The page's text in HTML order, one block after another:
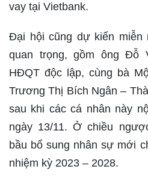
vay tại Vietbank.
Đại hội cũng dự kiến miễn
quan trọng, gồm ông Đỗ
HĐQT độc lập, cùng bà
Trương Thị Bích Ngân –
sau khi các cá nhân này
ngày 13/11. Ở chiều
bầu bổ sung nhân sự mới
nhiệm kỳ 2023 – 2028.